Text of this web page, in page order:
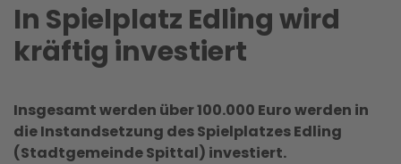
In Spielplatz Edling wird
kräftig investiert
Insgesamt werden über 100.000 Euro werden in
die Instandsetzung des Spielplatzes Edling
(Stadtgemeinde Spittal) investiert.